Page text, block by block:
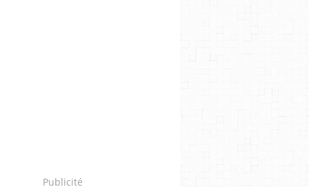
Publicité